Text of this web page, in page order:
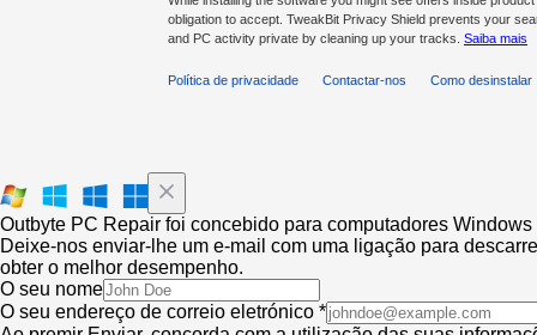
obligation to accept. TweakBit Privacy Shield prevents your
and PC activity private by cleaning up your tracks. Saiba mais
Política de privacidade Contactar-nos Como desinstalar
Outbyte PC Repair foi concebido para computadores Windows
Deixe-nos enviar-lhe um e-mail com uma ligação para
obter o melhor desempenho.
O seu nome
O seu endereço de correio eletrónico *